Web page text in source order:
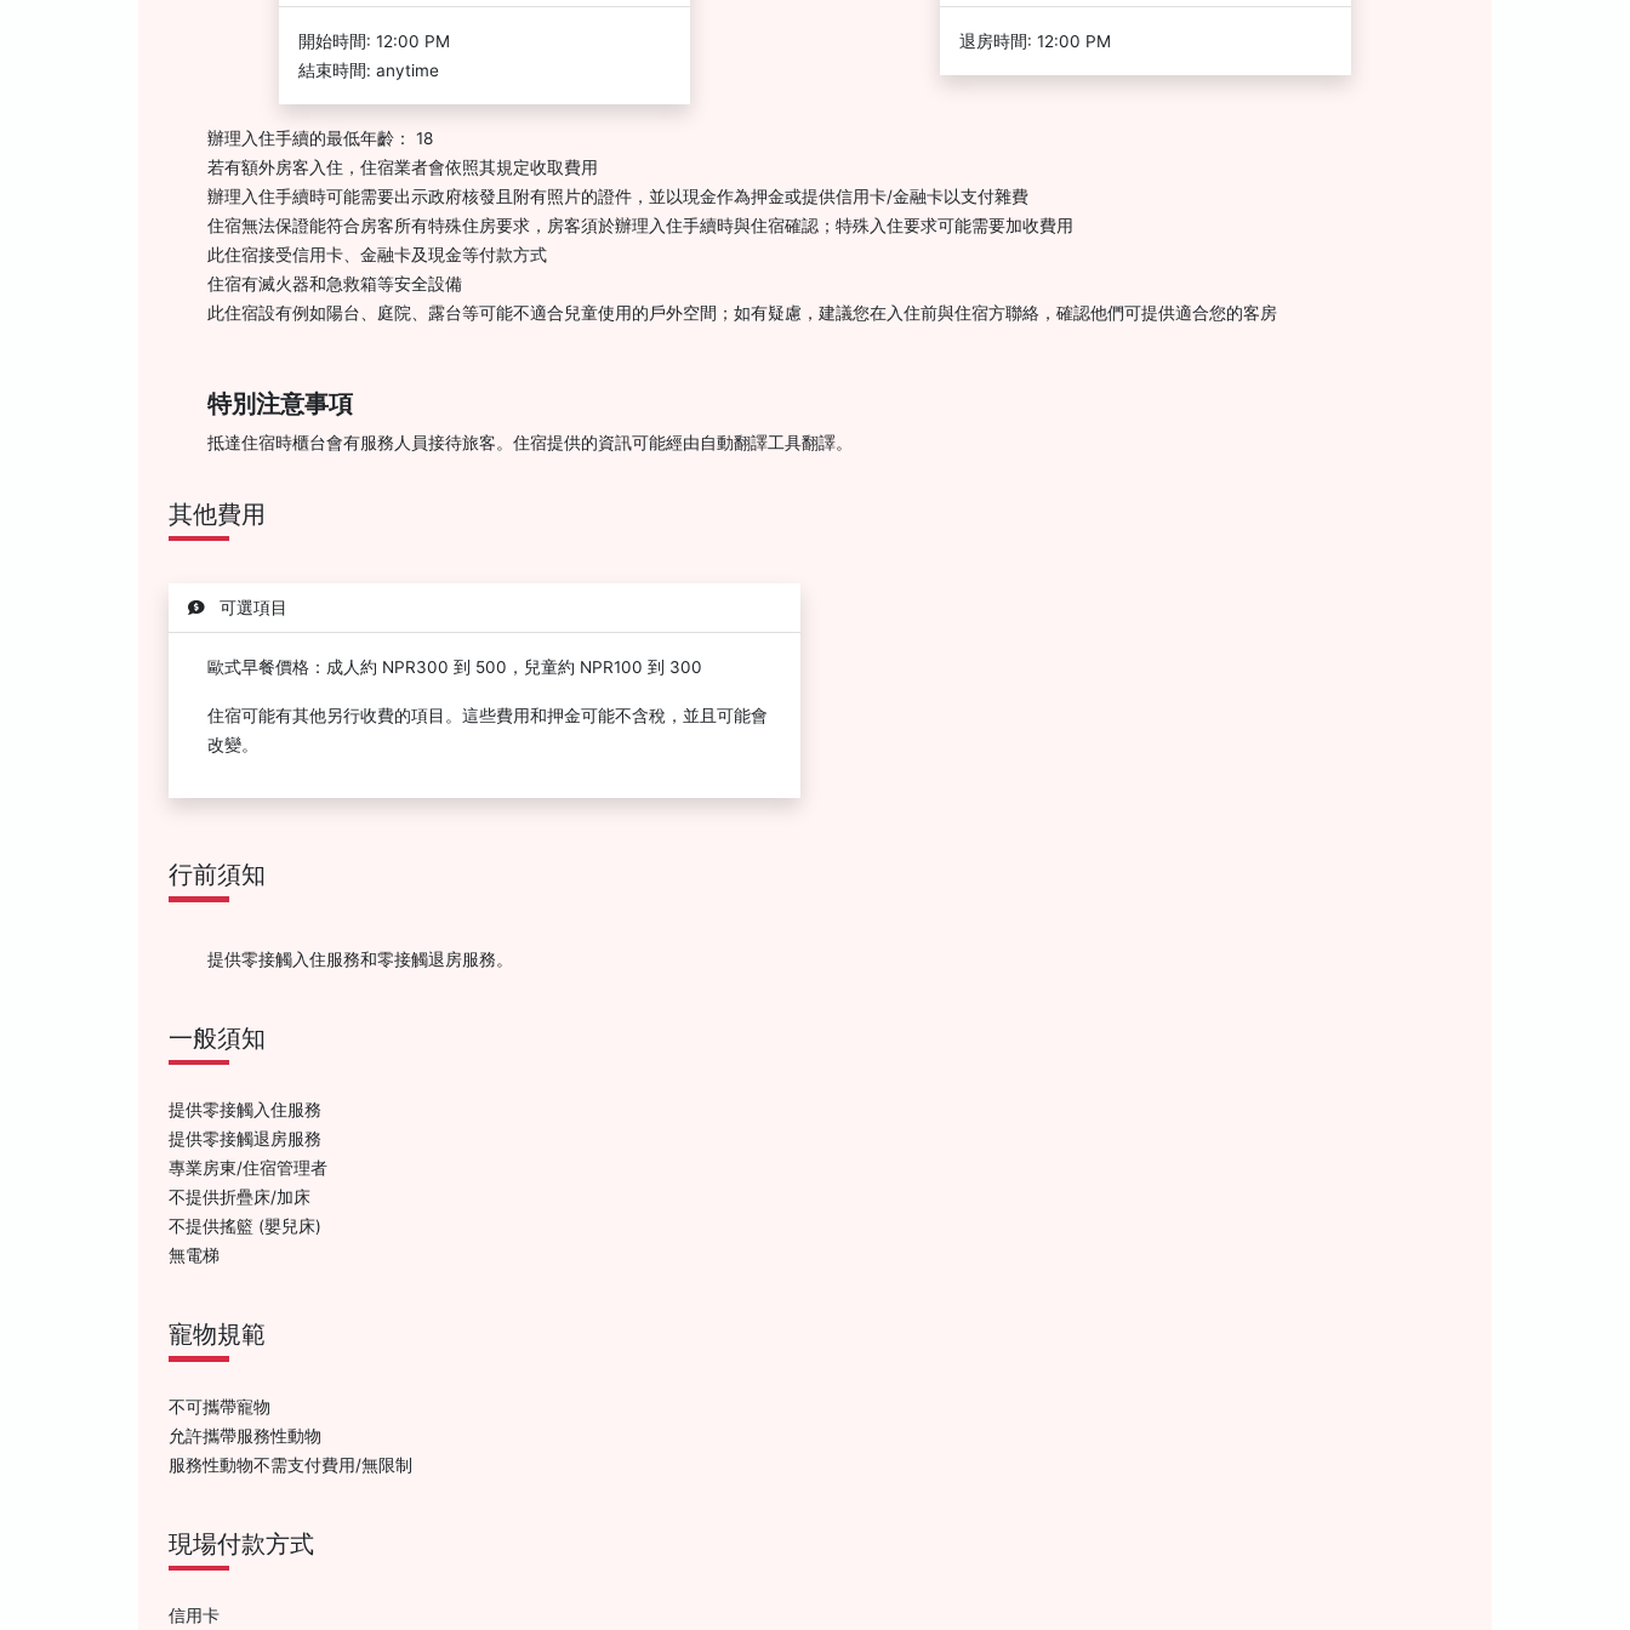
開始時間: 12:00 PM
結束時間: anytime
退房時間: 12:00 PM
辦理入住手續的最低年齡： 18
若有額外房客入住，住宿業者會依照其規定收取費用
辦理入住手續時可能需要出示政府核發且附有照片的證件，並以現金作為押金或提供信用卡/金融卡以支付雜費
住宿無法保證能符合房客所有特殊住房要求，房客須於辦理入住手續時與住宿確認；特殊入住要求可能需要加收費用
此住宿接受信用卡、金融卡及現金等付款方式
住宿有滅火器和急救箱等安全設備
此住宿設有例如陽台、庭院、露台等可能不適合兒童使用的戶外空間；如有疑慮，建議您在入住前與住宿方聯絡，確認他們可提供適合您的客房
特別注意事項
抵達住宿時櫃台會有服務人員接待旅客。住宿提供的資訊可能經由自動翻譯工具翻譯。
其他費用
可選項目
歐式早餐價格：成人約 NPR300 到 500，兒童約 NPR100 到 300
住宿可能有其他另行收費的項目。這些費用和押金可能不含稅，並且可能會
改變。
行前須知
提供零接觸入住服務和零接觸退房服務。
一般須知
提供零接觸入住服務
提供零接觸退房服務
專業房東/住宿管理者
不提供折疊床/加床
不提供搖籃 (嬰兒床)
無電梯
寵物規範
不可攜帶寵物
允許攜帶服務性動物
服務性動物不需支付費用/無限制
現場付款方式
信用卡